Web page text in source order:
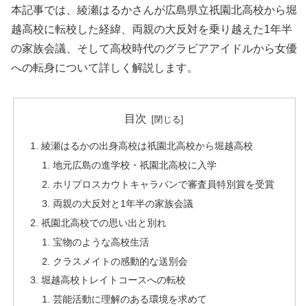
本記事では、綾瀬はるかさんが広島県立祇園北高校から堀
越高校に転校した経緯、両親の大反対を乗り越えた1年半
の家族会議、そして高校時代のグラビアアイドルから女優
への転身について詳しく解説します。
目次
綾瀬はるかの出身高校は祇園北高校から堀越高校
地元広島の進学校・祇園北高校に入学
ホリプロスカウトキャラバンで審査員特別賞を受賞
両親の大反対と1年半の家族会議
祇園北高校での思い出と別れ
宝物のような高校生活
クラスメイトの感動的な送別会
堀越高校トレイトコースへの転校
芸能活動に理解のある環境を求めて